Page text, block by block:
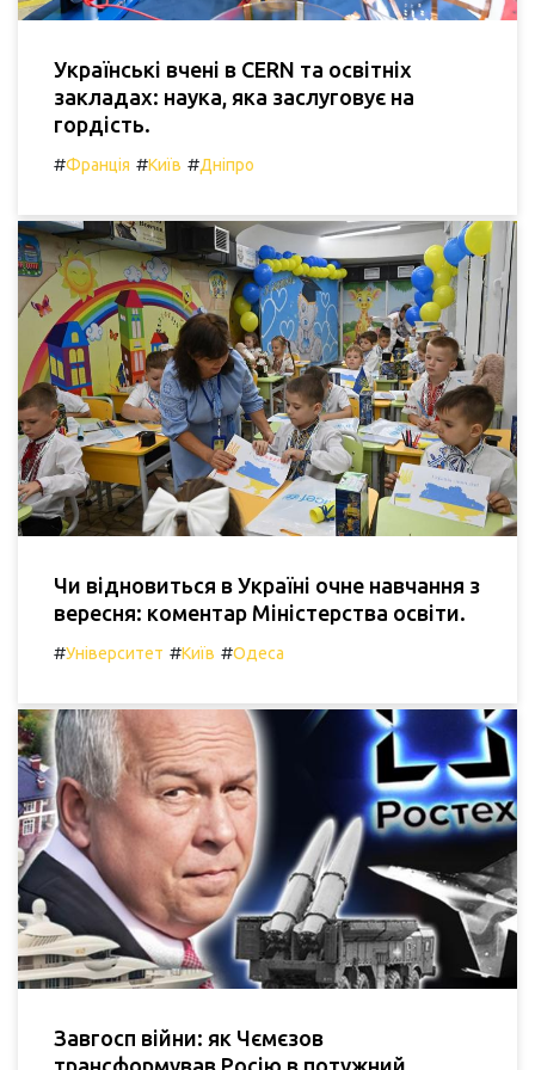
Українські вчені в CERN та освітніх
закладах: наука, яка заслуговує на
гордість.
#Франція #Київ #Дніпро
Чи відновиться в Україні очне навчання з
вересня: коментар Міністерства освіти.
#Університет #Київ #Одеса
Завгосп війни: як Чємєзов